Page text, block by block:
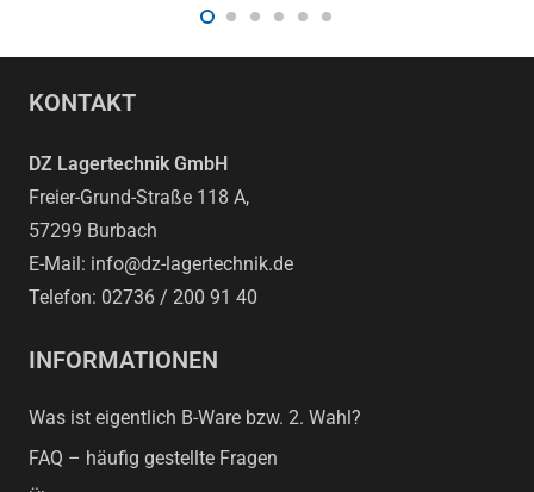
KONTAKT
DZ Lagertechnik GmbH
Freier-Grund-Straße 118 A,
57299 Burbach
E-Mail: info@dz-lagertechnik.de
Telefon: 02736 / 200 91 40
INFORMATIONEN
Was ist eigentlich B-Ware bzw. 2. Wahl?
FAQ – häufig gestellte Fragen